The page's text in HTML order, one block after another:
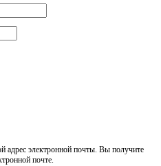
адрес электронной почты. Вы получите
почте.